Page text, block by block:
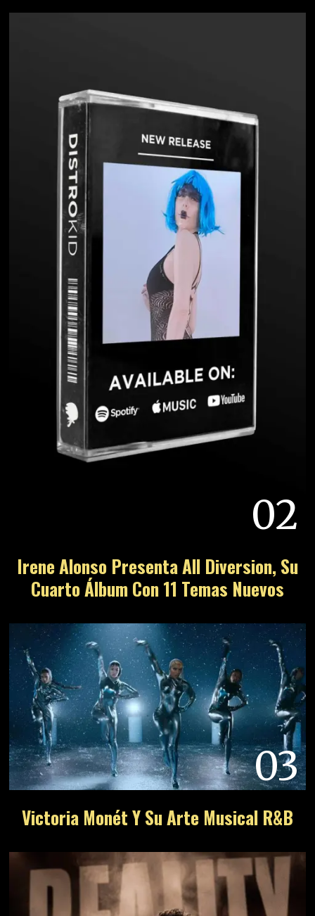
02
Irene Alonso Presenta All Diversion, Su
Cuarto Álbum Con 11 Temas Nuevos
03
Victoria Monét Y Su Arte Musical R&B